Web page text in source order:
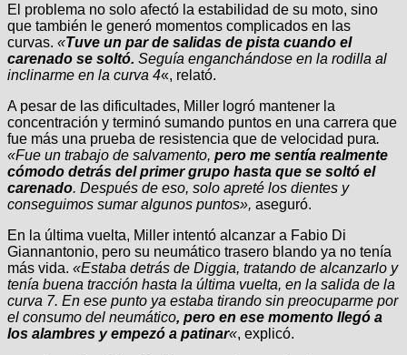
El problema no solo afectó la estabilidad de su moto, sino
que también le generó momentos complicados en las
curvas. «Tuve un par de salidas de pista cuando el
carenado se soltó. Seguía enganchándose en la rodilla al
inclinarme en la curva 4«, relató.
A pesar de las dificultades, Miller logró mantener la
concentración y terminó sumando puntos en una carrera que
fue más una prueba de resistencia que de velocidad pura.
«Fue un trabajo de salvamento, pero me sentía realmente
cómodo detrás del primer grupo hasta que se soltó el
carenado. Después de eso, solo apreté los dientes y
conseguimos sumar algunos puntos», aseguró.
En la última vuelta, Miller intentó alcanzar a Fabio Di
Giannantonio, pero su neumático trasero blando ya no tenía
más vida. «Estaba detrás de Diggia, tratando de alcanzarlo y
tenía buena tracción hasta la última vuelta, en la salida de la
curva 7. En ese punto ya estaba tirando sin preocuparme por
el consumo del neumático, pero en ese momento llegó a
los alambres y empezó a patinar«, explicó.